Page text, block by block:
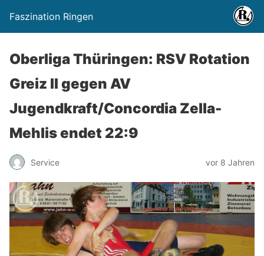
Faszination Ringen
Oberliga Thüringen: RSV Rotation
Greiz II gegen AV
Jugendkraft/Concordia Zella-
Mehlis endet 22:9
Service vor 8 Jahren